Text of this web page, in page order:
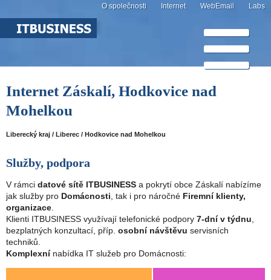
O společnosti Internet WebEmail Labs
Internet Záskalí, Hodkovice nad
Mohelkou
Liberecký kraj / Liberec / Hodkovice nad Mohelkou
Služby, podpora
V rámci datové sítě ITBUSINESS a pokrytí obce Záskalí nabízíme
jak služby pro Domácnosti , tak i pro náročné Firemní klienty,
organizace
Klienti ITBUSINESS využívají telefonické podpory 7-dní v týdnu
bezplatných konzultací, příp. osobní návštěvu servisních
techniků.
Komplexnínabídka IT služeb pro Domácnosti: